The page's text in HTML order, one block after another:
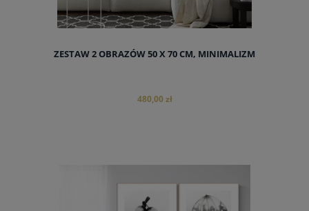
ZESTAW 2 OBRAZÓW 50 X 70 CM, MINIMALIZM
480,00 zł